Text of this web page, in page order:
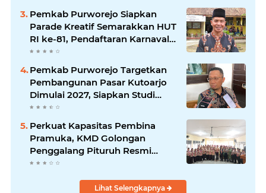
Pemkab Purworejo Siapkan
Parade Kreatif Semarakkan HUT
RI ke-81, Pendaftaran Karnaval
Resmi Dibuka
Pemkab Purworejo Targetkan
Pembangunan Pasar Kutoarjo
Dimulai 2027, Siapkan Studi
Kelayakan hingga DED
Perkuat Kapasitas Pembina
Pramuka, KMD Golongan
Penggalang Pituruh Resmi
Dimulai
Lihat Selengkapnya